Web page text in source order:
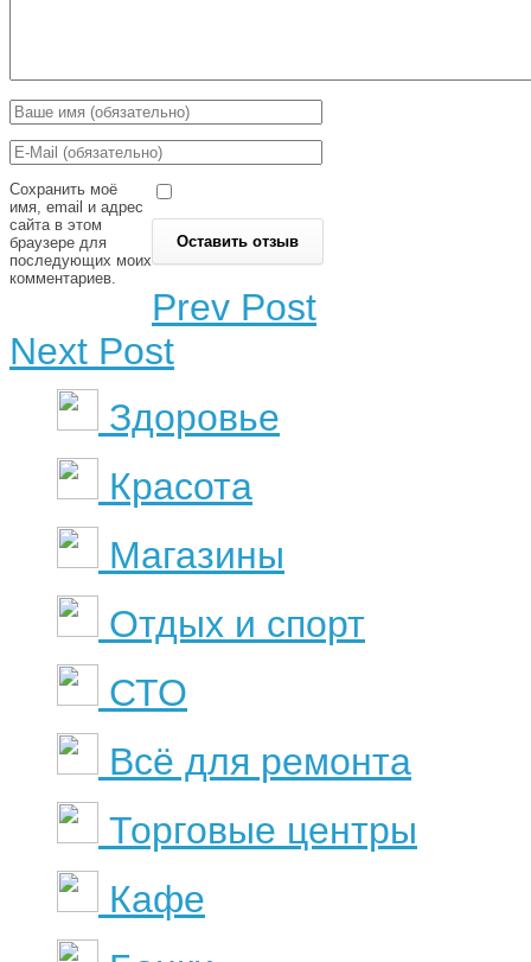
Сохранить моё
имя, email и адрес
сайта в этом
браузере для
последующих моих
комментариев.
Prev Post
Next Post
Здоровье
Красота
Магазины
Отдых и спорт
СТО
Всё для ремонта
Торговые центры
Кафе